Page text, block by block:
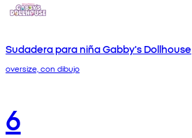
Sudadera para niña Gabby's Dollhouse
oversize, con dibujo
6